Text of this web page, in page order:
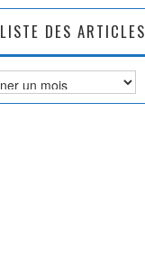
LISTE DES ARTICLES